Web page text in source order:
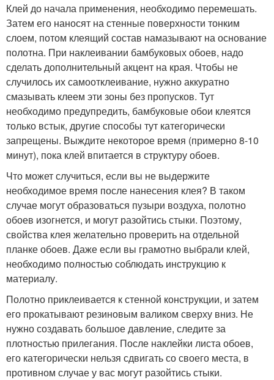
Клей до начала применения, необходимо перемешать.
Затем его наносят на стенные поверхности тонким
слоем, потом клеящий состав намазывают на основание
полотна. При наклеивании бамбуковых обоев, надо
сделать дополнительный акцент на края. Чтобы не
случилось их самоотклеивание, нужно аккуратно
смазывать клеем эти зоны без пропусков. Тут
необходимо предупредить, бамбуковые обои клеятся
только встык, другие способы тут категорически
запрещены. Выждите некоторое время (примерно 8-10
минут), пока клей впитается в структуру обоев.
Что может случиться, если вы не выдержите
необходимое время после нанесения клея? В таком
случае могут образоваться пузыри воздуха, полотно
обоев изогнется, и могут разойтись стыки. Поэтому,
свойства клея желательно проверить на отдельной
планке обоев. Даже если вы грамотно выбрали клей,
необходимо полностью соблюдать инструкцию к
материалу.
Полотно приклеивается к стенной конструкции, и затем
его прокатывают резиновым валиком сверху вниз. Не
нужно создавать большое давление, следите за
плотностью прилегания. После наклейки листа обоев,
его категорически нельзя сдвигать со своего места, в
противном случае у вас могут разойтись стыки.